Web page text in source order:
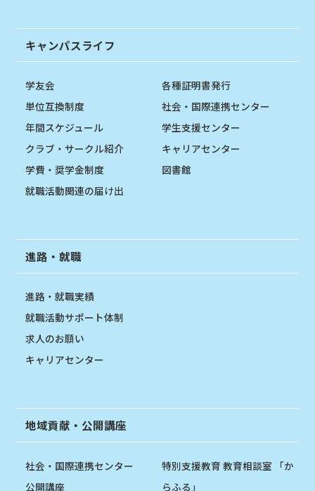
キャンパスライフ
学友会
単位互換制度
年間スケジュール
クラブ・サークル紹介
学費・奨学金制度
就職活動関連の届け出
各種証明書発行
社会・国際連携センター
学生支援センター
キャリアセンター
図書館
進路・就職
進路・就職実績
就職活動サポート体制
求人のお願い
キャリアセンター
地域貢献・公開講座
社会・国際連携センター
公開講座
特別支援教育 教育相談室 「か
らふる」